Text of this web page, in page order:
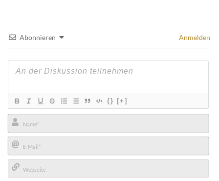
Abonnieren Anmelden
{} [+]
Name*
E-
Mail*